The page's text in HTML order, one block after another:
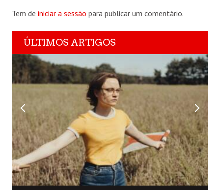
Tem de iniciar a sessão para publicar um comentário.
ÚLTIMOS ARTIGOS